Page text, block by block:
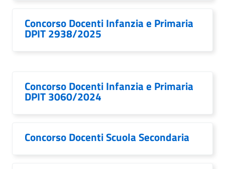
Concorso Docenti Infanzia e Primaria
DPIT 2938/2025
Concorso Docenti Infanzia e Primaria
DPIT 3060/2024
Concorso Docenti Scuola Secondaria